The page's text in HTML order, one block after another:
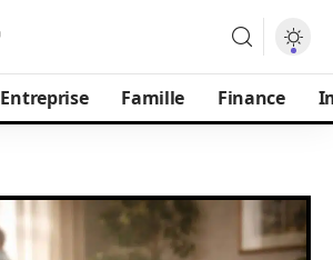
Entreprise Famille Finance